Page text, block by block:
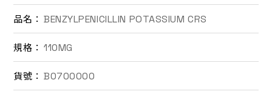
品名： BENZYLPENICILLIN POTASSIUM CRS
規格： 110MG
貨號： B0700000
EN